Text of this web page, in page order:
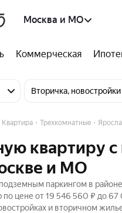
Москва и МО
Коммерческая
Вторичка, новостройки
Квартира Трехкомнатные
квартиру
и МО
паркингом в
по цене от 19 546 560 ₽ до
и вторичном